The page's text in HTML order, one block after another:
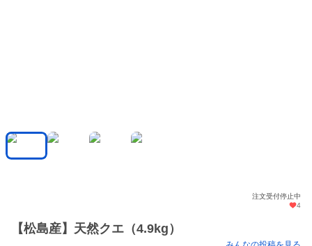
注文受付停止中
4
【松島産】天然クエ（4.9kg）